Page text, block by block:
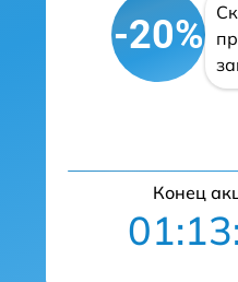
-20%
Конец